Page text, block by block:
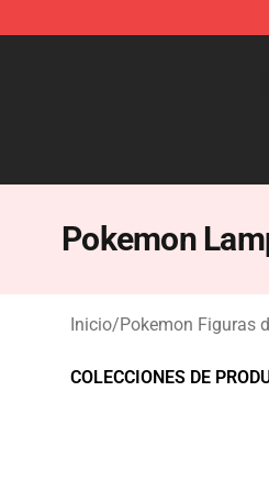
Pokemon
Inicio/Pokemon Figuras
COLECCIONES DE